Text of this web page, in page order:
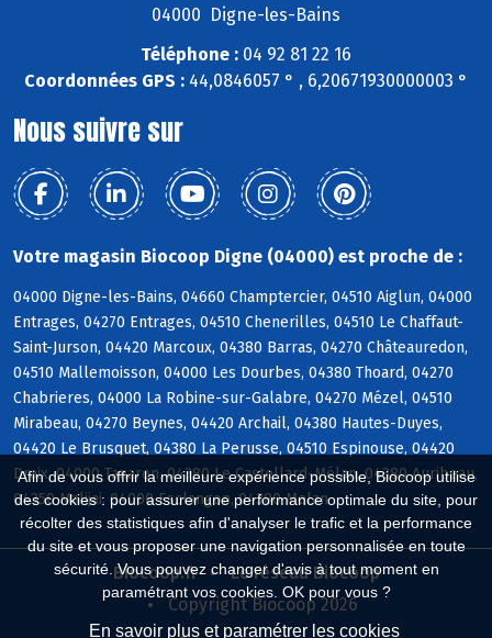
Afin de vous offrir la meilleure expérience possible, Biocoop utilise
des cookies : pour assurer une performance optimale du site, pour
récolter des statistiques afin d'analyser le trafic et la performance
du site et vous proposer une navigation personnalisée en toute
sécurité. Vous pouvez changer d'avis à tout moment en
paramétrant vos cookies. OK pour vous ?
En savoir plus et paramétrer les cookies
04000 Digne-les-Bains
Téléphone : 04 92 81 22 16
Coordonnées GPS : 44,0846057 ° , 6,20671930000003 °
Nous suivre sur
Votre magasin Biocoop Digne (04000) est proche de :
04000 Digne-les-Bains, 04660 Champtercier, 04510 Aiglun, 04000
Entrages, 04270 Entrages, 04510 Chenerilles, 04510 Le Chaffaut-
Saint-Jurson, 04420 Marcoux, 04380 Barras, 04270 Châteauredon,
04510 Mallemoisson, 04000 Les Dourbes, 04380 Thoard, 04270
Chabrieres, 04000 La Robine-sur-Galabre, 04270 Mézel, 04510
Mirabeau, 04270 Beynes, 04420 Archail, 04380 Hautes-Duyes,
04420 Le Brusquet, 04380 La Perusse, 04510 Espinouse, 04420
Draix, 04000 Tanaron, 04380 Le Castellard-Mélan, 04380 Auribeau,
04350 Malijai, 04000 Esclangon, 04380 Melan
Biocoop.fr
Le réseau Biocoop
Copyright Biocoop 2026